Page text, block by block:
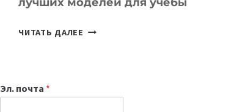
ЧИТАТЬ ДАЛЕЕ КАКОЙ
Эл. почта *